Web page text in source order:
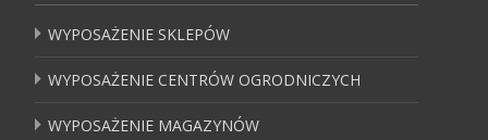
WYPOSAŻENIE SKLEPÓW
WYPOSAŻENIE CENTRÓW OGRODNICZYCH
WYPOSAŻENIE MAGAZYNÓW